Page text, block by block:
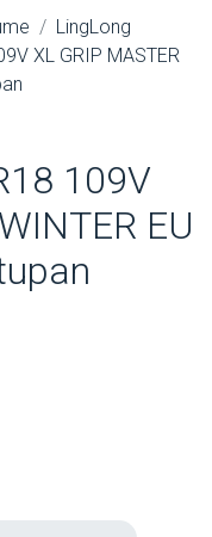
LingLong
XL GRIP MASTER
109V
EU